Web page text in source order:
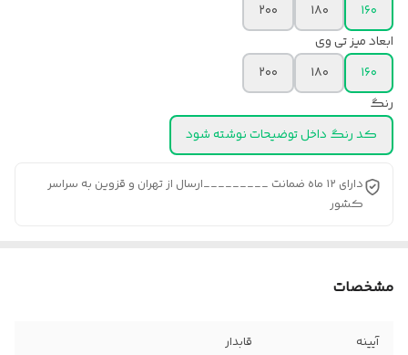
۱۶۰
۱۸۰
۲۰۰
ابعاد میز تی وی
۱۶۰
۱۸۰
۲۰۰
رنگ
کد رنگ داخل توضیحات نوشته شود
دارای ۱۲ ماه ضمانت _________ارسال از تهران و قزوین به سراسر
کشور
مشخصات
آیینه قابدار